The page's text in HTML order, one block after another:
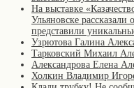
На выставке
Ульяновске рассказали
представили
Узрютова Галина
Тарковский Михаил
Александрова Елена
Холкин Владимир